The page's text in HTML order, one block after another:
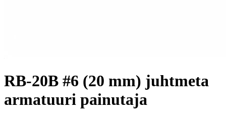
RB-20B #6 (20 mm) juhtmeta
armatuuri painutaja